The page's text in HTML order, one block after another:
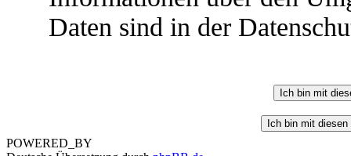
Daten sind in der
POWERED_BY